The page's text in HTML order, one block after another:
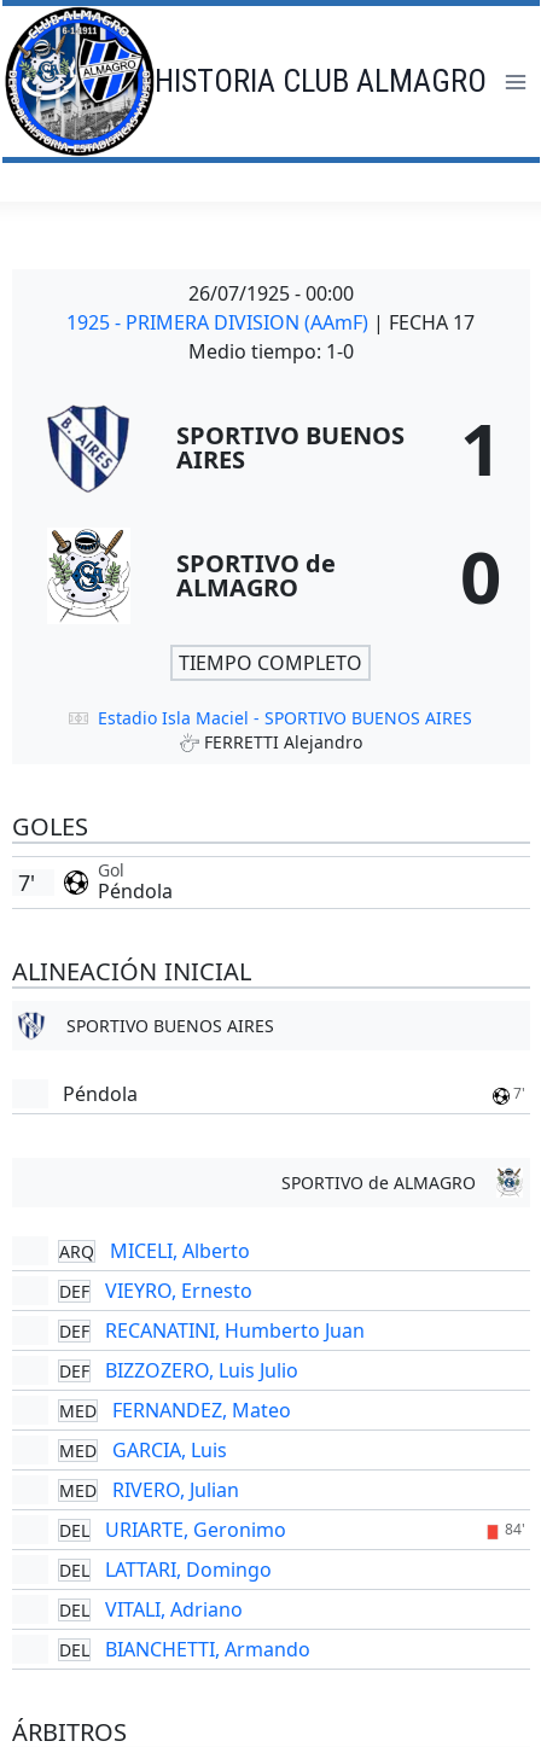
Saltar
al
contenido
HISTORIA CLUB ALMAGRO
26/07/1925 - 00:00
1925 - PRIMERA DIVISION (AAmF) | FECHA 17
Medio tiempo: 1-0
SPORTIVO BUENOS
AIRES 1
SPORTIVO de
ALMAGRO 0
TIEMPO COMPLETO
Estadio Isla Maciel - SPORTIVO BUENOS AIRES
FERRETTI Alejandro
GOLES
Gol
Péndola
7'
ALINEACIÓN INICIAL
SPORTIVO BUENOS AIRES
Péndola 7'
SPORTIVO de ALMAGRO
ARQ MICELI, Alberto
DEF VIEYRO, Ernesto
DEF RECANATINI, Humberto Juan
DEF BIZZOZERO, Luis Julio
MED FERNANDEZ, Mateo
MED GARCIA, Luis
MED RIVERO, Julian
DEL URIARTE, Geronimo 84'
DEL LATTARI, Domingo
DEL VITALI, Adriano
DEL BIANCHETTI, Armando
ÁRBITROS